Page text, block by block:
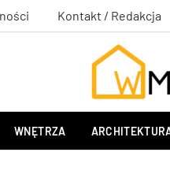
Kontakt / Redakcja
WNĘTRZA